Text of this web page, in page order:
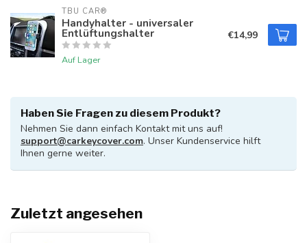
TBU CAR®
Handyhalter - universaler
Entlüftungshalter
Auf Lager
€14,99
Haben Sie Fragen zu diesem Produkt?
Nehmen Sie dann einfach Kontakt mit uns auf!
support@carkeycover.com. Unser Kundenservice hilft
Ihnen gerne weiter.
Zuletzt angesehen